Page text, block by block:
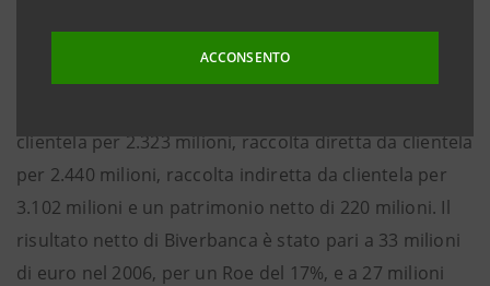
ACCONSENTO
clientela per 2.323 milioni, raccolta diretta da clientela
per 2.440 milioni, raccolta indiretta da clientela per
3.102 milioni e un patrimonio netto di 220 milioni. Il
risultato netto di Biverbanca è stato pari a 33 milioni
di euro nel 2006, per un Roe del 17%, e a 27 milioni